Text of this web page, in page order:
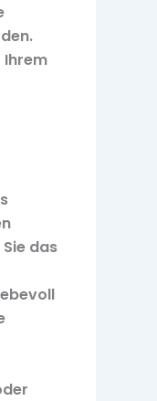
Ihrem
das